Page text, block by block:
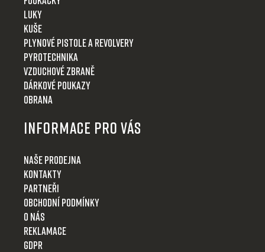
Luky
Kuše
Plynové pistole a revolvery
Pyrotechnika
Vzduchové zbraně
Dárkové poukazy
Obrana
Informace pro Vás
Naše prodejna
Kontakty
Partneři
Obchodní podmínky
O nás
Reklamace
GDPR